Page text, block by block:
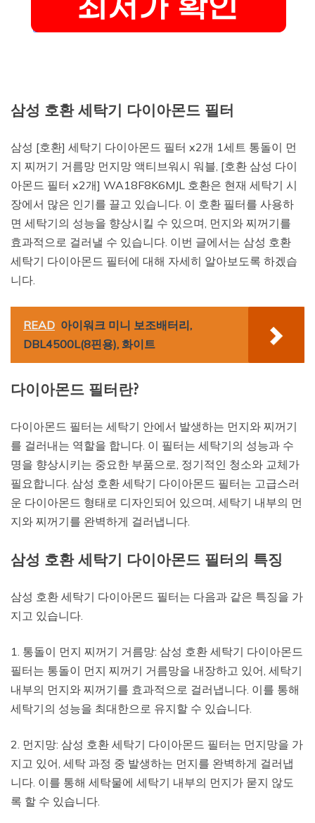
삼성 호환 세탁기 다이아몬드 필터
삼성 [호환] 세탁기 다이아몬드 필터 x2개 1세트 통돌이 먼
지 찌꺼기 거름망 먼지망 액티브워시 워블, [호환 삼성 다이
아몬드 필터 x2개] WA18F8K6MJL 호환은 현재 세탁기 시
장에서 많은 인기를 끌고 있습니다. 이 호환 필터를 사용하
면 세탁기의 성능을 향상시킬 수 있으며, 먼지와 찌꺼기를
효과적으로 걸러낼 수 있습니다. 이번 글에서는 삼성 호환
세탁기 다이아몬드 필터에 대해 자세히 알아보도록 하겠습
니다.
READ 아이워크 미니 보조배터리,
DBL4500L(8핀용), 화이트
다이아몬드 필터란?
다이아몬드 필터는 세탁기 안에서 발생하는 먼지와 찌꺼기
를 걸러내는 역할을 합니다. 이 필터는 세탁기의 성능과 수
명을 향상시키는 중요한 부품으로, 정기적인 청소와 교체가
필요합니다. 삼성 호환 세탁기 다이아몬드 필터는 고급스러
운 다이아몬드 형태로 디자인되어 있으며, 세탁기 내부의 먼
지와 찌꺼기를 완벽하게 걸러냅니다.
삼성 호환 세탁기 다이아몬드 필터의 특징
삼성 호환 세탁기 다이아몬드 필터는 다음과 같은 특징을 가
지고 있습니다.
1. 통돌이 먼지 찌꺼기 거름망: 삼성 호환 세탁기 다이아몬드
필터는 통돌이 먼지 찌꺼기 거름망을 내장하고 있어, 세탁기
내부의 먼지와 찌꺼기를 효과적으로 걸러냅니다. 이를 통해
세탁기의 성능을 최대한으로 유지할 수 있습니다.
2. 먼지망: 삼성 호환 세탁기 다이아몬드 필터는 먼지망을 가
지고 있어, 세탁 과정 중 발생하는 먼지를 완벽하게 걸러냅
니다. 이를 통해 세탁물에 세탁기 내부의 먼지가 묻지 않도
록 할 수 있습니다.